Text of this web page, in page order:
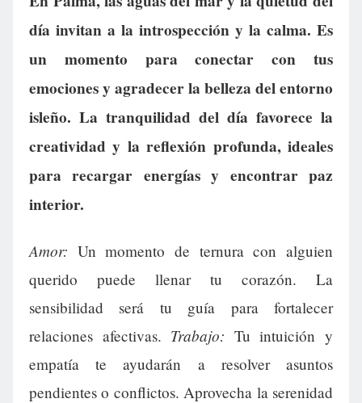
día invitan a la introspección y la calma. Es
un momento para conectar con tus
emociones y agradecer la belleza del entorno
isleño. La tranquilidad del día favorece la
creatividad y la reflexión profunda, ideales
para recargar energías y encontrar paz
interior.
Amor: Un momento de ternura con alguien
querido puede llenar tu corazón. La
sensibilidad será tu guía para fortalecer
relaciones afectivas. Trabajo: Tu intuición y
empatía te ayudarán a resolver asuntos
pendientes o conflictos. Aprovecha la serenidad